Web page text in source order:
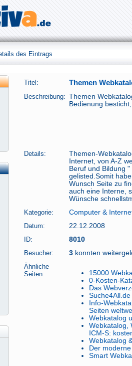
Titel: Themen
Beschreibung: Themen
Bedienung
Details:
Themen-
Internet, von A-Z
Beruf und Bildung
gelisted.Somit
Wunsch Seite zu
auch eine Interne,
Wünsche
Kategorie:
Computer &
Datum:
22.12.2008
ID:
8010
Besucher:
3 konnten
Ähnliche
Seiten:
15000
0-Kosten-
Das
Suche4All.de
Info-
Seiten
Webkatalog
Webkatalog,
ICM-S:
Webkatalog
Der
Smart
des Eintrags